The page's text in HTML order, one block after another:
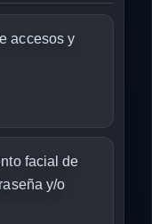
accesos y
facial de
y/o